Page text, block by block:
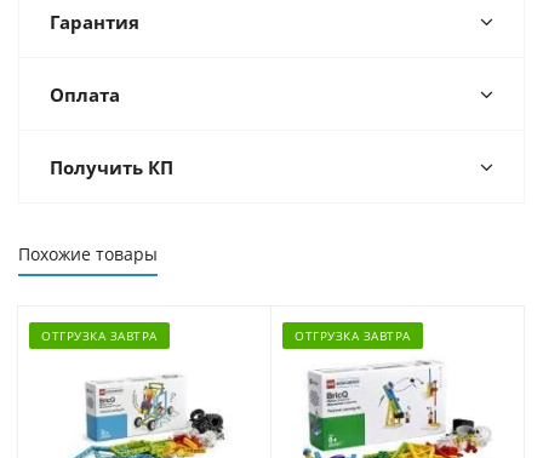
Гарантия
Оплата
Получить КП
Похожие товары
ОТГРУЗКА ЗАВТРА ОТГРУЗКА ЗАВТРА